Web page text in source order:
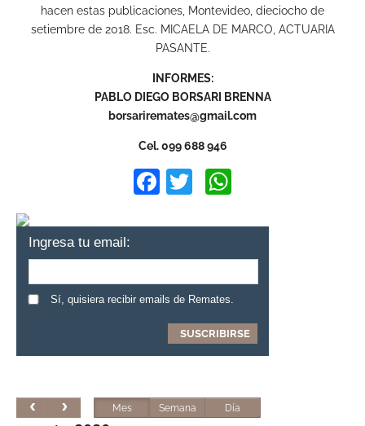
hacen estas publicaciones, Montevideo, dieciocho de
setiembre de 2018. Esc. MICAELA DE MARCO, ACTUARIA
PASANTE.
INFORMES:
PABLO DIEGO BORSARI BRENNA
borsariremates@gmail.com
Cel. 099 688 946
Facebook
Twitter
Ingresa tu email:
Sí, quisiera recibir emails de Remates.
Mes Semana Día